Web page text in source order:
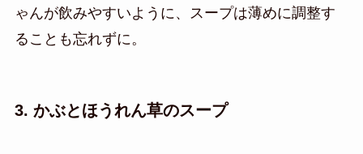
ゃんが飲みやすいように、スープは薄めに調整す
ることも忘れずに。
3. かぶとほうれん草のスープ